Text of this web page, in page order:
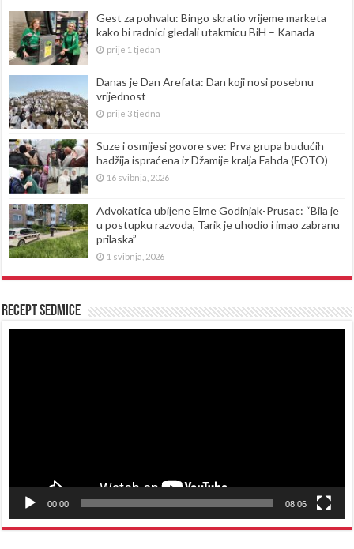
Gest za pohvalu: Bingo skratio vrijeme marketa
kako bi radnici gledali utakmicu BiH – Kanada
prije 1 tjedan
Danas je Dan Arefata: Dan koji nosi posebnu
vrijednost
prije 3 tjedna
Suze i osmijesi govore sve: Prva grupa budućih
hadžija ispraćena iz Džamije kralja Fahda (FOTO)
16 svibnja, 2026
Advokatica ubijene Elme Godinjak-Prusac: “Bila je
u postupku razvoda, Tarik je uhodio i imao zabranu
prilaska”
1 svibnja, 2026
Recept sedmice
00:00 08:06